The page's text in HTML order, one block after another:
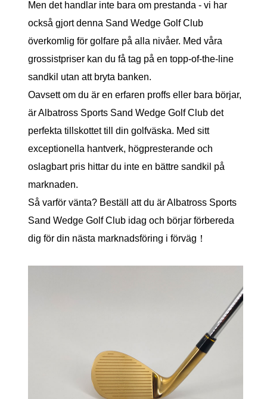
Men det handlar inte bara om prestanda - vi har
också gjort denna Sand Wedge Golf Club
överkomlig för golfare på alla nivåer. Med våra
grossistpriser kan du få tag på en topp-of-the-line
sandkil utan att bryta banken.
Oavsett om du är en erfaren proffs eller bara börjar,
är Albatross Sports Sand Wedge Golf Club det
perfekta tillskottet till din golfväska. Med sitt
exceptionella hantverk, högpresterande och
oslagbart pris hittar du inte en bättre sandkil på
marknaden.
Så varför vänta? Beställ att du är Albatross Sports
Sand Wedge Golf Club idag och börjar förbereda
dig för din nästa marknadsföring i förväg！